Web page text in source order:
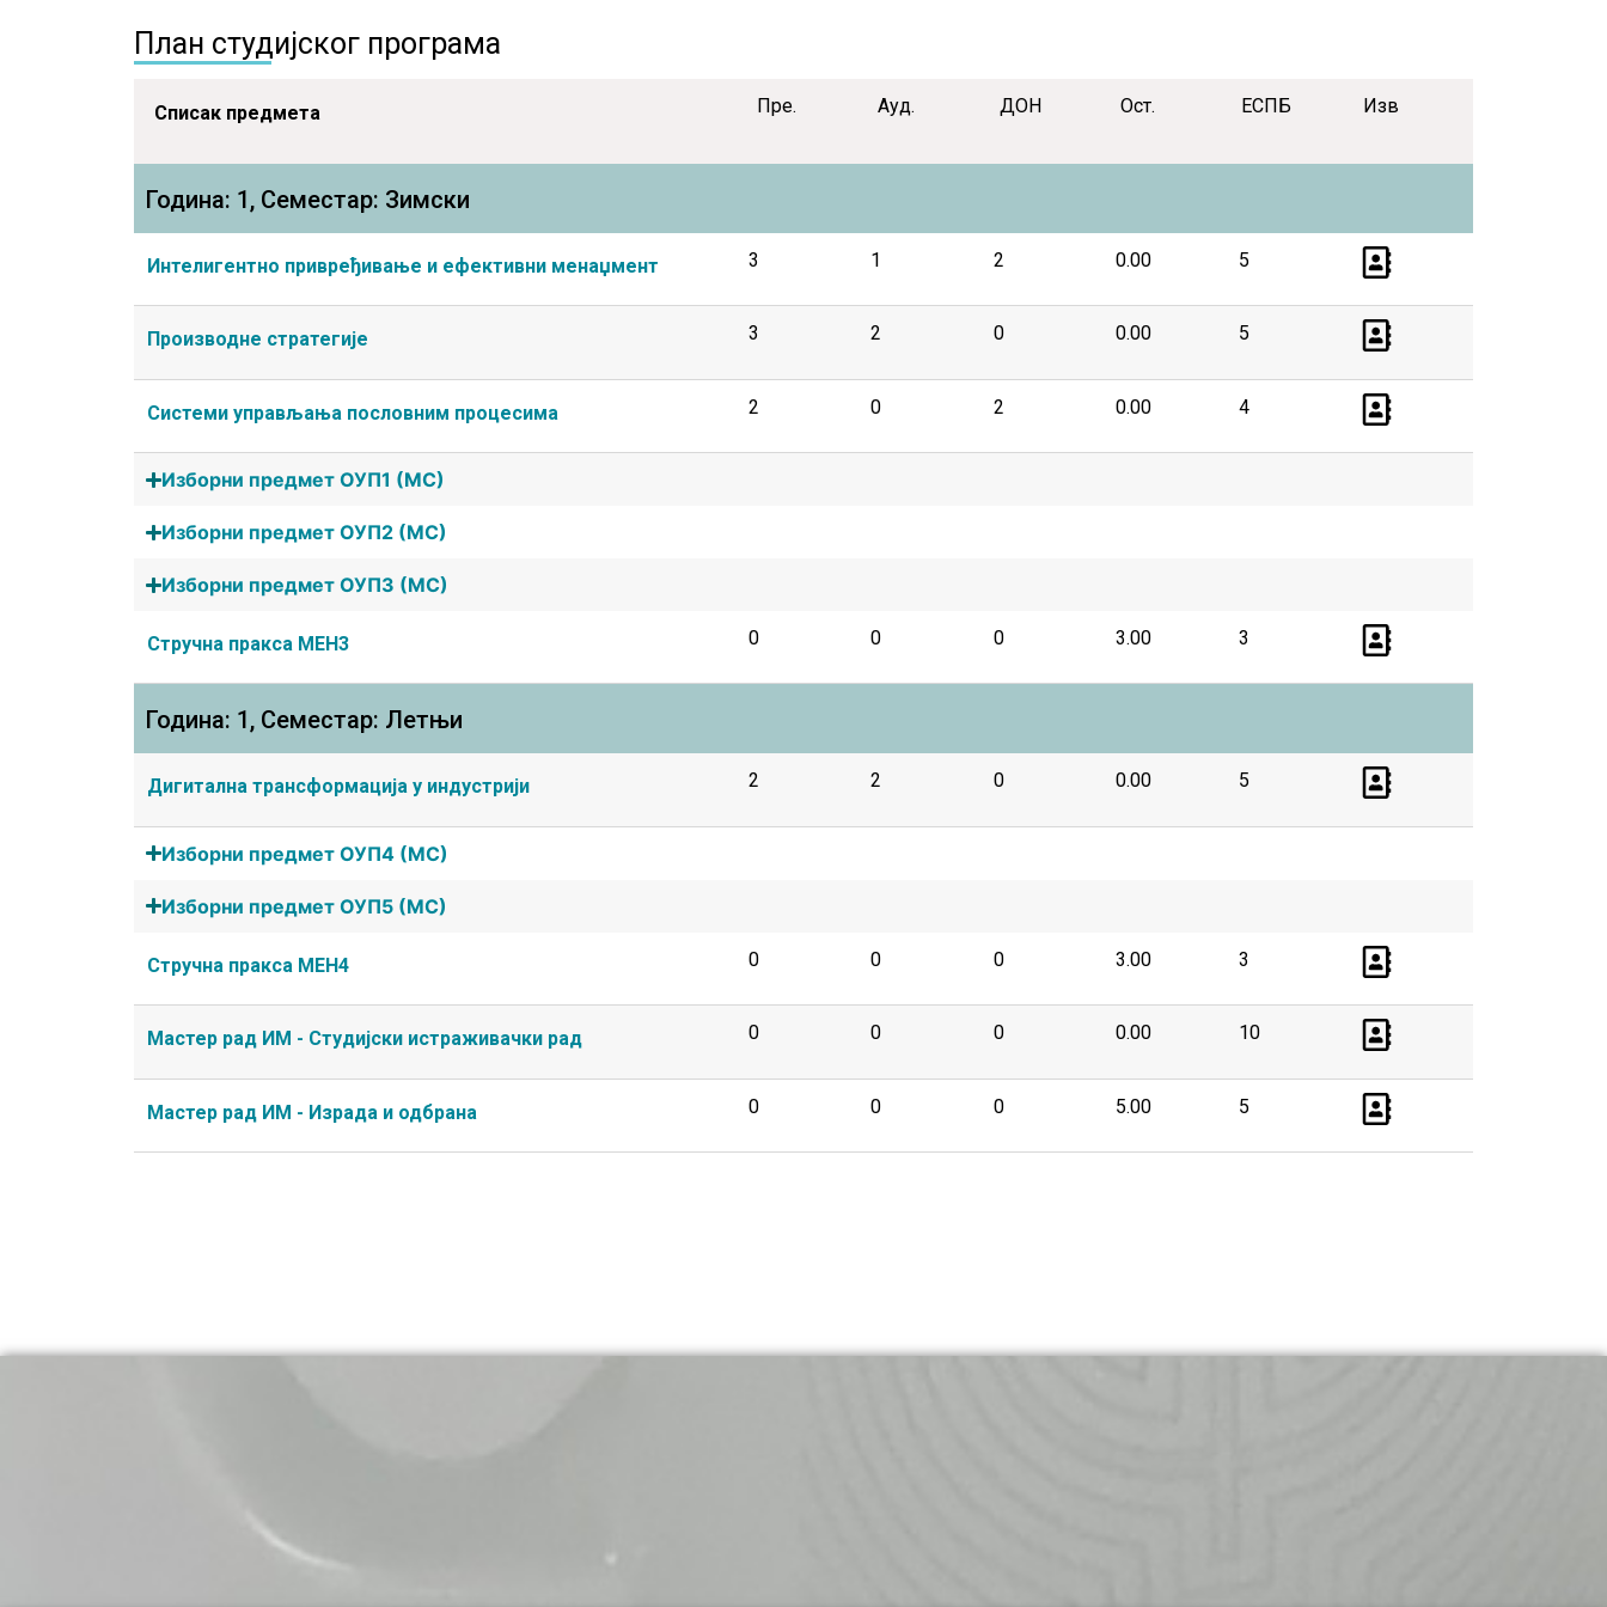
План студијског програма
Списак предмета Пре. Ауд. ДОН Ост. ЕСПБ Изв
Година: 1, Семестар: Зимски
Интелигентно привређивање и ефективни менаџмент 3 1 2 0.00 5
Производне стратегије 3 2 0 0.00 5
Системи управљања пословним процесима 2 0 2 0.00 4
Изборни предмет ОУП1 (МС)
Изборни предмет ОУП2 (МС)
Изборни предмет ОУП3 (МС)
Стручна пракса МЕН3 0 0 0 3.00 3
Година: 1, Семестар: Летњи
Дигитална трансформација у индустрији 2 2 0 0.00 5
Изборни предмет ОУП4 (МС)
Изборни предмет ОУП5 (МС)
Стручна пракса МЕН4 0 0 0 3.00 3
Мастер рад ИМ - Студијски истраживачки рад 0 0 0 0.00 10
Мастер рад ИМ - Израда и одбрана 0 0 0 5.00 5